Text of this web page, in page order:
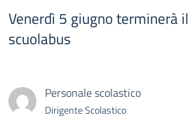
Venerdì 5 giugno terminerà
scuolabus
Personale scolastico
Dirigente Scolastico